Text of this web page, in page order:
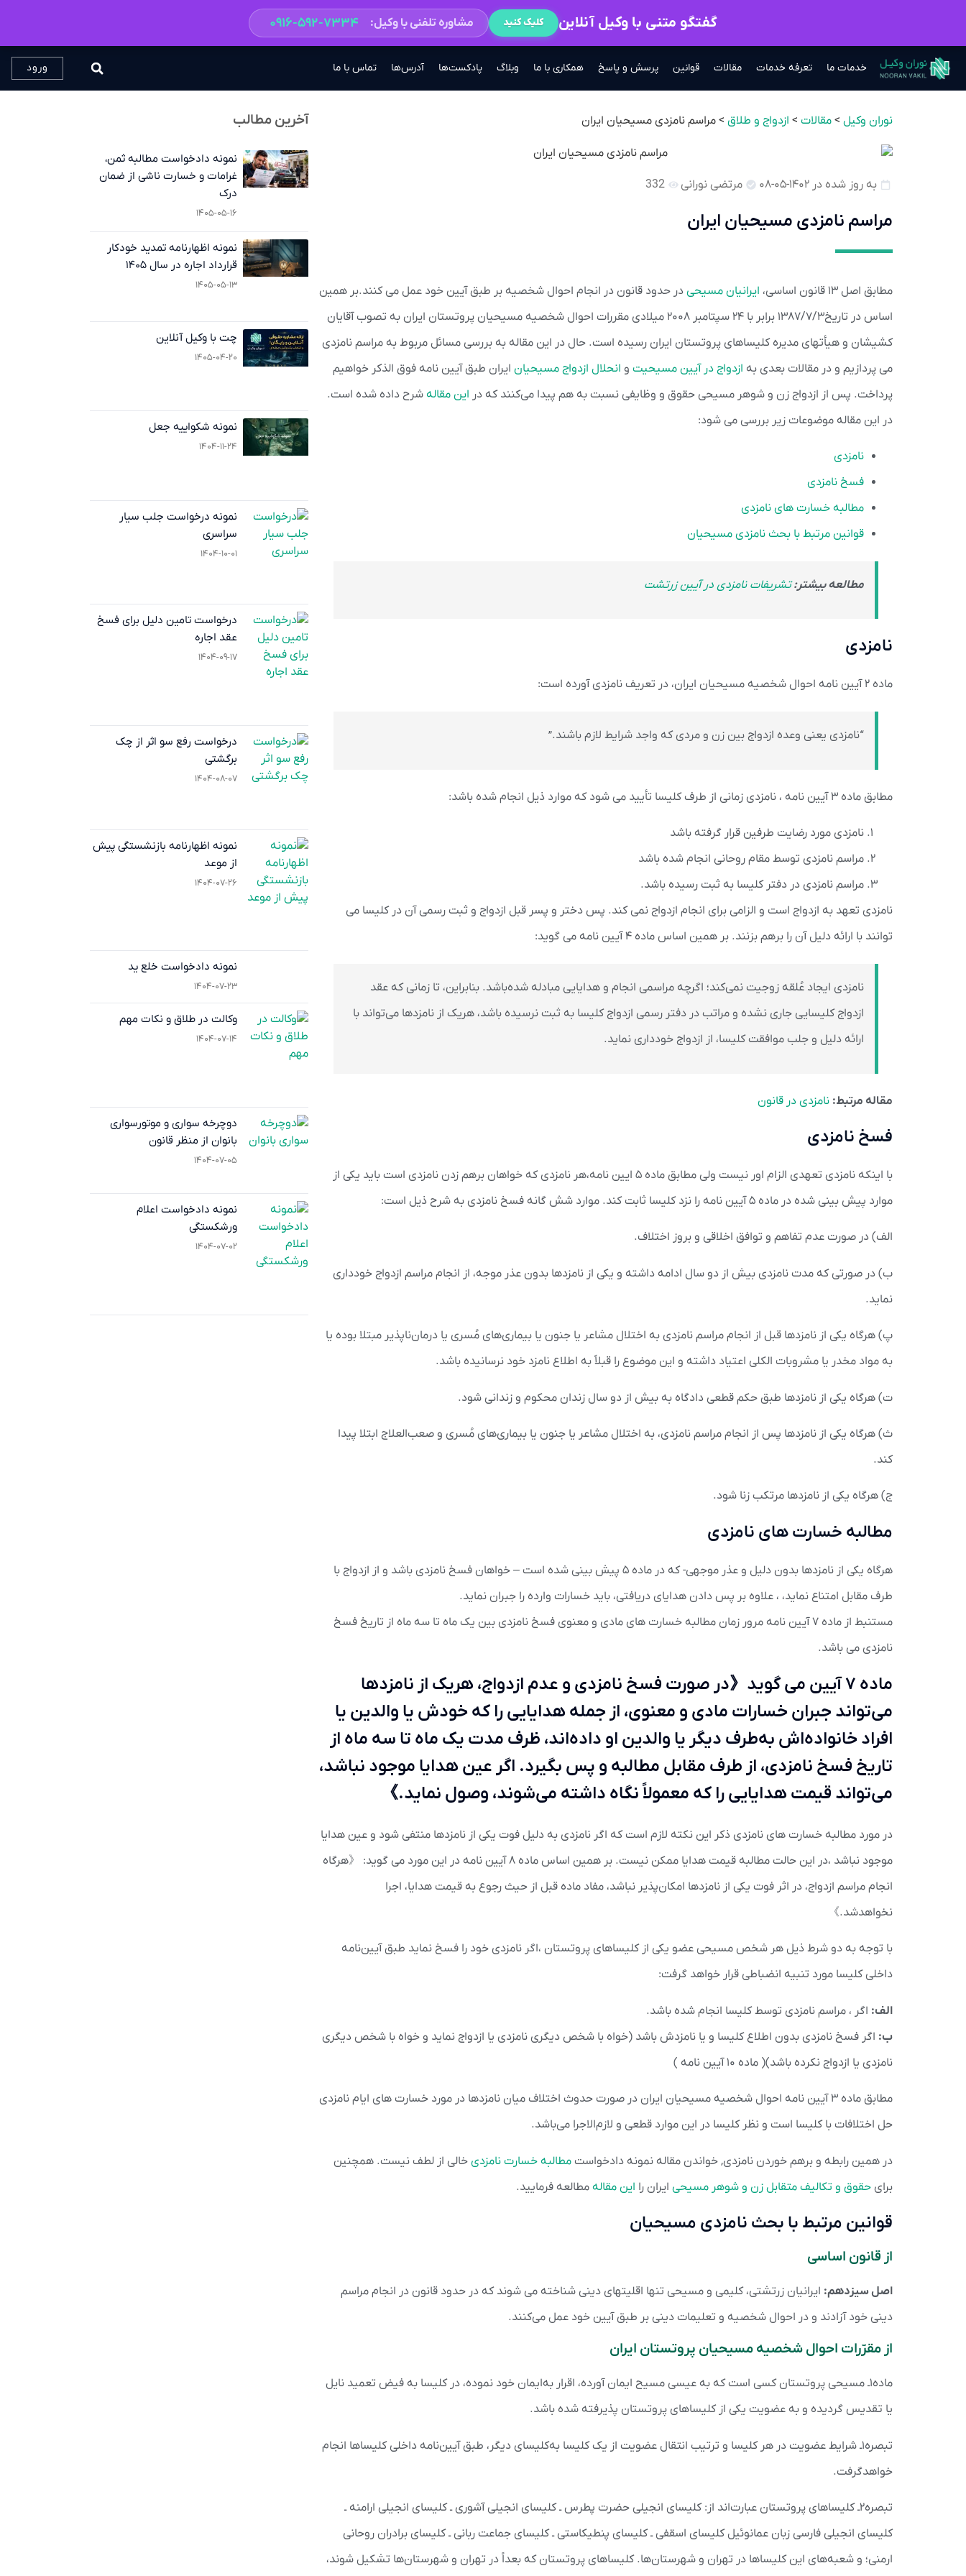
گفتگو متنی با وکیل آنلاین کلیک کنید مشاوره تلفنی با وکیل: ۰۹۱۶-۵۹۲-۷۳۳۴
خدمات ما تعرفه خدمات مقالات قوانین پرسش و پاسخ همکاری با ما وبلاگ پادکست‌ها آدرس‌ها تماس با ما ورود
نوران وکیل > مقالات > ازدواج و طلاق > مراسم نامزدی مسیحیان ایران
به روز شده در ۱۴۰۲-۰۵-۰۸ مرتضی نورانی 332
مراسم نامزدی مسیحیان ایران
مطابق اصل ۱۳ قانون اساسی، ایرانیان مسیحی در حدود قانون در انجام احوال شخصیه بر طبق آیین خود عمل می کنند.بر همین
اساس در تاریخ۱۳۸۷/۷/۳ برابر با ۲۴ سپتامبر ۲۰۰۸ میلادی مقررات احوال شخصیه مسیحیان پروتستان ایران به تصوب آقایان
کشیشان و هیأتهای مدیره کلیساهای پروتستان ایران رسیده است. حال در این مقاله به بررسی مسائل مربوط به مراسم نامزدی
می پردازیم و در مقالات بعدی به ازدواج در آیین مسیحیت و انحلال ازدواج مسیحیان ایران طبق آیین نامه فوق الذکر خواهیم
پرداخت. پس از ازدواج زن و شوهر مسیحی حقوق و وظایفی نسبت به هم پیدا می‌کنند که در این مقاله شرح داده شده است.
در این مقاله موضوعات زیر بررسی می شود:
نامزدی
فسخ نامزدی
مطالبه خسارت های نامزدی
قوانین مرتبط با بحث نامزدی مسیحیان
مطالعه بیشتر:تشریفات نامزدی در آیین زرتشت
نامزدی
ماده ۲ آیین نامه احوال شخصیه مسیحیان ایران، در تعریف نامزدی آورده است:
“نامزدی یعنی وعده ازدواج بین زن و مردی که واجد شرایط لازم باشند.”
مطابق ماده ۳ آیین نامه ، نامزدی زمانی از طرف کلیسا تأیید می شود که موارد ذیل انجام شده باشد:
نامزدی مورد رضایت طرفین قرار گرفته باشد
مراسم نامزدی توسط مقام روحانی انجام شده باشد
مراسم نامزدی در دفتر کلیسا به ثبت رسیده‌ باشد.
نامزدی تعهد به ازدواج است و الزامی برای انجام ازدواج نمی کند. پس دختر و پسر قبل ازدواج و ثبت رسمی آن در کلیسا می
توانند با ارائه دلیل آن را برهم بزنند. بر همین اساس ماده ۴ آیین نامه می گوید:
نامزدی ایجاد عُلقه زوجیت نمی‌کند؛ اگرچه مراسمی انجام و هدایایی مبادله شده‌باشد. بنابراین، تا زمانی که عقد
ازدواج کلیسایی جاری نشده و مراتب در دفتر رسمی ازدواج کلیسا به ثبت نرسیده باشد، هریک از نامزدها می‌تواند با
ارائه دلیل و جلب موافقت کلیسا، از ازدواج خودداری نماید.
مقاله مرتبط: نامزدی در قانون
فسخ نامزدی
با اینکه نامزدی تعهدی الزام اور نیست ولی مطابق ماده ۵ ایین نامه،هر نامزدی که خواهان برهم زدن نامزدی است باید یکی از
موارد پیش بینی شده در ماده ۵ آیین نامه را نزد کلیسا ثابت کند. موارد شش گانه فسخ نامزدی به شرح ذیل است:
الف) در صورت عدم تفاهم و توافق اخلاقی و بروز اختلاف.
ب) در صورتی که مدت نامزدی بیش از دو سال ادامه داشته‌ و یکی از نامزدها بدون عذر موجه، از انجام مراسم ازدواج خودداری
نماید.
پ) هرگاه یکی از نامزدها قبل از انجام مراسم نامزدی به اختلال مشاعر یا جنون یا بیماری‌های مُسری یا درمان‌ناپذیر مبتلا بوده یا
به مواد مخدر یا مشروبات الکلی اعتیاد داشته و این موضوع را قبلاً به اطلاع نامزد خود نرسانیده باشد.
ت) هرگاه یکی از نامزدها طبق حکم قطعی دادگاه به بیش از دو سال زندان محکوم و زندانی شود.
ث) هرگاه یکی از نامزدها پس از انجام مراسم نامزدی، به اختلال مشاعر یا جنون یا بیماری‌های مُسری و صعب‌العلاج ابتلا پیدا
کند.
ج) هرگاه یکی از نامزدها مرتکب زنا شود.
مطالبه خسارت های نامزدی
هرگاه یکی از نامزدها بدون دلیل و عذر موجهی- که در ماده ۵ پیش بینی شده است – خواهان فسخ نامزدی باشد و از ازدواج با
طرف مقابل امتناع نماید، ، علاوه بر پس دادن هدایای دریافتی، باید خسارات وارده را جبران نماید.
مستنبط از ماده ۷ آیین نامه مرور زمان مطالبه خسارت های مادی و معنوی فسخ نامزدی بین یک ماه تا سه ماه از تاریخ فسخ
نامزدی می باشد.
ماده ۷ آیین می گوید《در صورت فسخ نامزدی و عدم ازدواج، هریک از نامزدها
می‌تواند جبران خسارات مادی و معنوی، از جمله هدایایی را که خودش یا والدین یا
افراد خانواده‌اش به‌طرف دیگر یا والدین او داده‌اند، ظرف مدت یک ماه تا سه ماه از
تاریخ فسخ نامزدی، از طرف مقابل مطالبه و پس بگیرد. اگر عین هدایا موجود نباشد،
می‌تواند قیمت هدایایی را که معمولاً نگاه داشته می‌شوند، وصول نماید.》
در مورد مطالبه خسارت های نامزدی ذکر این نکته لازم است که اگر نامزدی به دلیل فوت یکی از نامزدها منتفی شود و عین هدایا
موجود نباشد ،در این حالت مطالبه قیمت هدایا ممکن نیست. بر همین اساس ماده ۸ آیین نامه در این مورد می گوید: 《هرگاه
انجام مراسم ازدواج، در اثر فوت یکی از نامزدها امکان‌‌پذیر نباشد، مفاد ماده قبل از حیث رجوع به قیمت هدایا، اجرا
نخواهدشد.》
با توجه به دو شرط ذیل هر شخص مسیحی عضو یکی از کلیساهای پروتستان ،اگر نامزدی خود را فسخ نماید طبق آیین‌نامه
داخلی کلیسا مورد تنبیه انضباطی قرار خواهد گرفت:
الف: اگر ، مراسم نامزدی توسط کلیسا انجام شده باشد.
ب: اگر فسخ نامزدی بدون اطلاع کلیسا و یا نامزدش باشد (خواه با شخص دیگری نامزدی یا ازدواج نماید و خواه با شخص دیگری
نامزدی یا ازدواج نکرده باشد)( ماده ۱۰ آیین نامه )
مطابق ماده ۳ آیین نامه احوال شخصیه مسیحیان ایران در صورت حدوث اختلاف میان نامزدها در مورد خسارت های ایام نامزدی
حل اختلافات با کلیسا است و نظر کلیسا در این موارد قطعی و لازم‌الاجرا می‌باشد.
در همین رابطه و برهم خوردن نامزدی, خواندن مقاله نمونه دادخواست مطالبه خسارت نامزدی خالی از لطف نیست. همچنین
برای حقوق و تکالیف متقابل زن و شوهر مسیحی ایران را این مقاله مطالعه فرمایید.
قوانین مرتبط با بحث نامزدی مسیحیان
از قانون اساسی
اصل سیزدهم: ایرانیان زرتشتی، کلیمی و مسیحی تنها اقلیتهای دینی شناخته می شوند که در حدود قانون در انجام مراسم
دینی خود آزادند و در احوال شخصیه و تعلیمات دینی بر طبق آیین خود عمل می‌کنند.
از مقرّرات احوال شخصیه مسیحیان پروتستان ایران
ماده۱ـ مسیحی پروتستان کسی است که به عیسی مسیح ایمان آورده، اقرار به‌ایمان خود نموده، در کلیسا به فیض تعمید نایل
یا تقدیس گردیده و به عضویت یکی از کلیساهای پروتستان پذیرفته شده باشد.
تبصره۱ـ شرایط عضویت در هر کلیسا و ترتیب انتقال عضویت از یک کلیسا به‌کلیسای دیگر، طبق آیین‌نامه داخلی کلیساها انجام
خواهدگرفت.
تبصره۲ـ کلیساهای پروتستان عبارت‌اند از: کلیسای انجیلی حضرت پطرس ـ کلیسای انجیلی آشوری ـ کلیسای انجیلی ارامنه ـ
کلیسای انجیلی فارسی زبان عمانوئیل کلیسای اسقفی ـ کلیسای پنطیکاستی ـ کلیسای جماعت ربانی ـ کلیسای برادران روحانی
ارمنی؛ و شعبه‌های این کلیساها در تهران و شهرستان‌ها. کلیساهای پروتستان که بعداً در تهران و شهرستان‌ها تشکیل شوند،
آخرین مطالب
نمونه دادخواست مطالبه ثمن،
غرامات و خسارت ناشی از ضمان
درک
۱۴۰۵-۰۵-۱۶
نمونه اظهارنامه تمدید خودکار
قرارداد اجاره در سال ۱۴۰۵
۱۴۰۵-۰۵-۱۳
چت با وکیل آنلاین
۱۴۰۵-۰۴-۲۰
نمونه شکواییه جعل
۱۴۰۴-۱۱-۲۴
نمونه درخواست جلب سیار
سراسری
۱۴۰۴-۱۰-۰۱
درخواست تامین دلیل برای فسخ
عقد اجاره
۱۴۰۴-۰۹-۱۷
درخواست رفع سو اثر از چک
برگشتی
۱۴۰۴-۰۸-۰۷
نمونه اظهارنامه بازنشستگی پیش
از موعد
۱۴۰۴-۰۷-۲۶
نمونه دادخواست خلع ید
۱۴۰۴-۰۷-۲۳
وکالت در طلاق و نکات مهم
۱۴۰۴-۰۷-۱۴
دوچرخه‌ سواری و موتورسواری
بانوان از منظر قانون
۱۴۰۴-۰۷-۰۵
نمونه دادخواست اعلام
ورشکستگی
۱۴۰۴-۰۷-۰۲